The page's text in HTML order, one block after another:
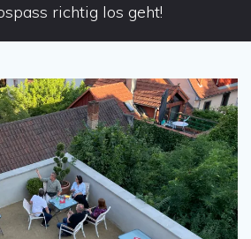
richtig los geht!